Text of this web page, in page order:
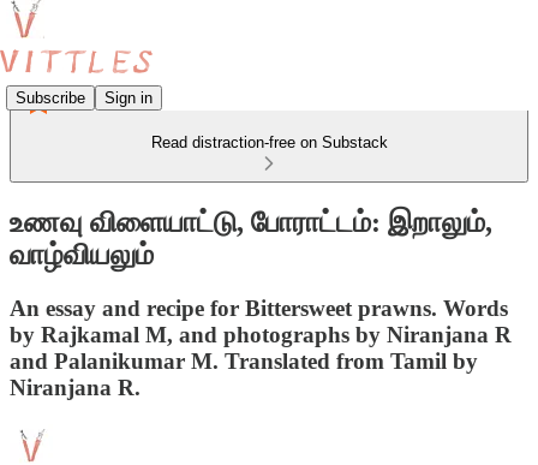
Subscribe Sign in
Read distraction-free on Substack
உணவு விளையாட்டு, போராட்டம்: இறாலும்,
வாழ்வியலும்
An essay and recipe for Bittersweet prawns. Words
by Rajkamal M, and photographs by Niranjana R
and Palanikumar M. Translated from Tamil by
Niranjana R.